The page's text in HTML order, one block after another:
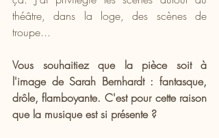
théâtre, dans la loge, des scènes de
troupe...
Vous souhaitiez que la pièce soit à
l'image de Sarah Bernhardt : fantasque,
drôle, flamboyante. C'est pour cette raison
que la musique est si présente ?